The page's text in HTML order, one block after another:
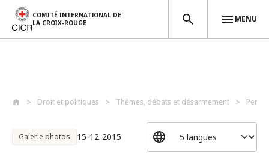
COMITÉ INTERNATIONAL DE
LA CROIX-ROUGE
MENU
Droit et politiques Thèmes, débats et désarmement
Galerie photos 15-12-2015